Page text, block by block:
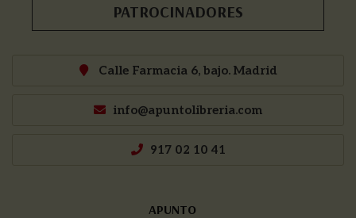
PATROCINADORES
Calle Farmacia 6, bajo. Madrid
info@apuntolibreria.com
917 02 10 41
APUNTO